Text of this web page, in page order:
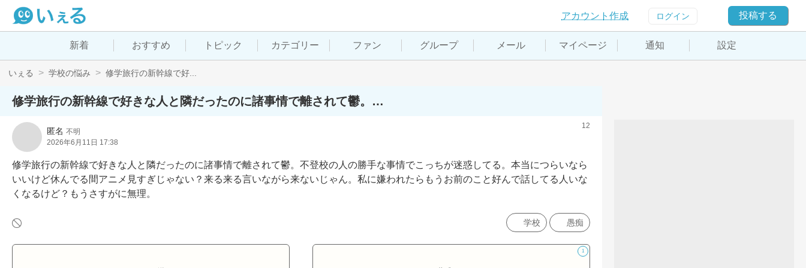
アカウント作成 ログイン 投稿する
新着 おすすめ トピック カテゴリー ファン グループ メール マイページ 通知 設定
いぇる 学校の悩み 修学旅行の新幹線で好...
修学旅行の新幹線で好きな人と隣だったのに諸事情で離されて鬱。…
匿名 不明
2026年6月11日 17:38
12
修学旅行の新幹線で好きな人と隣だったのに諸事情で離されて鬱。不登校の人の勝手な事情でこっちが迷惑してる。本当につらいなら
いいけど休んでる間アニメ見すぎじゃない？来る来る言いながら来ないじゃん。私に嫌われたらもうお前のこと好んで話してる人いな
くなるけど？もうさすがに無理。
学校 愚痴
1